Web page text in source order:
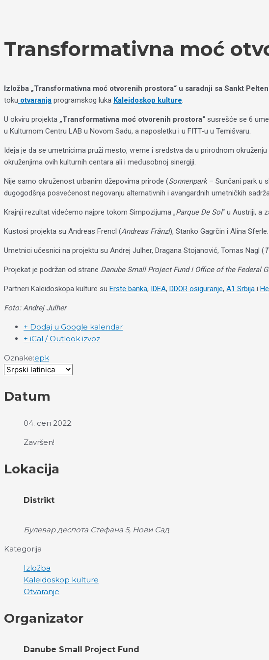
Transformativna moć
Izložba „Transformativna moć otvorenih prostora“ u saradnji sa Sankt
toku otvaranja programskog luka Kaleidoskop kulture.
U okviru projekta „Transformativna moć otvorenih prostora“ susrešće se 6
u Kulturnom Centru LAB u Novom Sadu, a naposletku i u FITT-u u Temišvaru.
Ideja je da se umetnicima pruži mesto, vreme i sredstva da u prirodnom
okruženjima ovih kulturnih centara ali i međusobnoj sinergiji.
Nije samo okruženost urbanim džepovima prirode (Sonnenpark– Sunčani park u
dugogodšnja posvećenost negovanju alternativnih i avangardnih umetničkih
Krajnji rezultat videćemo najpre tokom Simpozijuma „Parque De Sol“ u Austriji, a
Kustosi projekta su Andreas Frencl (Andreas Fränzl), Stanko Gagrčin i Alina Sferle.
Umetnici učesnici na projektu su Andrej Julher, Dragana Stojanović, Tomas Nagl (
Projekat je podržan od strane Danube Small Project Fund i Office of the Federal
Partneri Kaleidoskopa kulture su Erste banka, IDEA, DDOR osiguranje, A1 Srbija i
Foto: Andrej Julher
+ Dodaj u Google kalendar
+ iCal / Outlook izvoz
Oznake:epk
Datum
04. сеп 2022.
Završen!
Lokacija
Distrikt
Булевар деспота Стефана 5, Нови Сад
Kategorija
Izložba
Kaleidoskop kulture
Otvaranje
Organizator
Danube Small Project Fund